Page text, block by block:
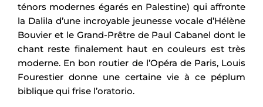
ténors modernes égarés en Palestine) qui affronte
la Dalila d’une incroyable jeunesse vocale d’Hélène
Bouvier et le Grand-Prêtre de Paul Cabanel dont le
chant reste finalement haut en couleurs est très
moderne. En bon routier de l’Opéra de Paris, Louis
Fourestier donne une certaine vie à ce péplum
biblique qui frise l’oratorio.